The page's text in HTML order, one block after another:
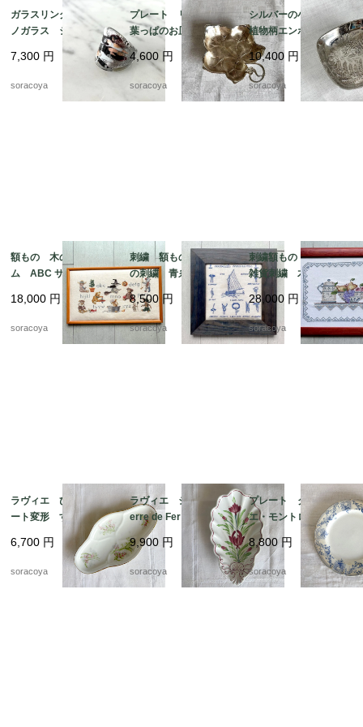
ガラスリング ムラー
ノガラス シルバーベ
ース 12号 メタリッ
クカラー 12acen15-2
7,300 円
soracoya
プレート リーフ型
葉っぱのお皿 WMF
ぶどうの葉っぱ 12ot
em10
4,600 円
soracoya
シルバーの小物入れ
植物柄エンボス gelb
社製 シルバープレー
ト 12otec11
10,400 円
soracoya
額もの 木のフレー
ム ABC サンプラー
くま クロスステッ
チ 図案 クマの物
語 12oter11
18,000 円
soracoya
刺繍 額もの ヨット
の刺繍 青糸 青フレ
ーム 12otdg45-2
8,500円
soracoya
刺繍額もの キッチン
雑貨刺繍 木製フレー
ム ポット ボール
ピッチャー フルー
ツ 12oter19
28,000 円
soracoya
ラヴィエ ひし形プレ
ート変形 すずらん
前菜オードブル プチ
ガトー おやつ 19tw
6,700 円
soracoya
ラヴィエ シェル型 T
erre de Fer トゥール
ドフェール ペクソン
ヌ窯 19twm36-2
9,900 円
soracoya
プレート クレイユ・
エ・モントロー 平皿 蔦
レリーフ デザート
19twm84-1
8,800円
soracoya